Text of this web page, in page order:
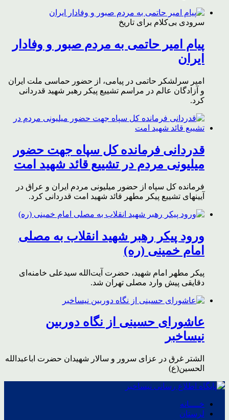
سرودی بی‌کلام برای تاریخ
پیام امیر حاتمی به مردم صبور و وفادار
ایران
امیر سرلشکر حاتمی در پیامی، از حضور حماسی ملت ایران
و آزادگان عالم در مراسم تشییع پیکر رهبر شهید قدردانی
کرد.
قدردانی فرمانده کل سپاه جهت حضور
میلیونی مردم در تشییع قائد شهید امت
فرمانده کل سپاه از حضور میلیونی مردم ایران و عراق در
آیینهای تشییع پیکر مطهر قائد شهید امت قدردانی کرد.
ورود پیکر رهبر شهید انقلاب به مصلی
امام خمینی (ره)
پیکر مطهر امام شهید،‌ حضرت آیت‌الله سیدعلی خامنه‌ای
دقایقی پیش وارد مصلی تهران شد.
عاشورای حسینی از نگاه دوربین
نیساخبر
الشتر غرق در عزای سرور و سالار شهیدان حضرت اباعبدالله
الحسین(ع)
خــــانه
لرستان